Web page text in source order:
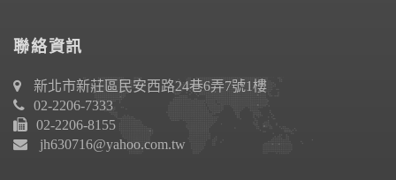
聯絡資訊
新北市新莊區民安西路24巷6弄7號1樓
02-2206-7333
02-2206-8155
jh630716@yahoo.com.tw